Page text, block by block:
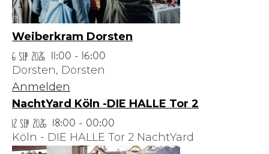
Weiberkram Dorsten
6 Sep 2026
11:00 - 16:00
Dorsten, Dorsten
Anmelden
NachtYard Köln -DIE HALLE Tor 2
12 Sep 2026
18:00 - 00:00
Köln - DIE HALLE Tor 2 NachtYard